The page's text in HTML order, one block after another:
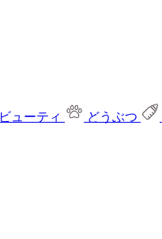
ビューティ どうぶつ